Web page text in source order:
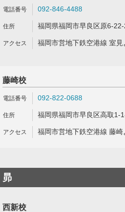
092-846-4488
福岡県福岡市早良区原6-22-
福岡市営地下鉄空港線 室
藤崎校
092-822-0688
福岡県福岡市早良区高取1-
福岡市営地下鉄空港線 藤
昴
西新校